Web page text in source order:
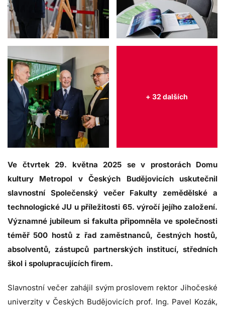
+ 32 dalších
Ve čtvrtek 29. května 2025 se v prostorách Domu
kultury Metropol v Českých Budějovicích uskutečnil
slavnostní Společenský večer Fakulty zemědělské a
technologické JU u příležitosti 65. výročí jejího založení.
Významné jubileum si fakulta připomněla ve společnosti
téměř 500 hostů z řad zaměstnanců, čestných hostů,
absolventů, zástupců partnerských institucí, středních
škol i spolupracujících firem.
Slavnostní večer zahájil svým proslovem rektor Jihočeské
univerzity v Českých Budějovicích prof. Ing. Pavel Kozák,